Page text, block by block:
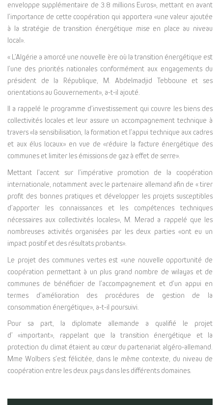
enveloppe supplémentaire de 3.8 millions Euros», mettant en avant
l’importance de cette coopération qui apportera «une valeur ajoutée
à la stratégie de transition énergétique mise en place au niveau
local».
« L’Algérie a amorcé une nouvelle ère où la transition énergétique est
l’une des priorités nationales conformément aux engagements du
président de la République, M. Abdelmadjid Tebboune et ses
orientations au Gouvernement», a-t-il ajouté.
Il a rappelé le programme d’investissement qui couvre les biens des
collectivités locales et leur assure un accompagnement technique à
travers «la sensibilisation, la formation et l’appui technique aux cadres
et aux élus locaux» en vue de «réduire la facture énergétique des
communes et limiter les émissions de gaz à effet de serre».
Mettant l’accent sur l’impérative promotion de la coopération
internationale, notamment avec le partenaire allemand afin de « tirer
profit des bonnes pratiques et développer les projets susceptibles
d’apporter les connaissances et les compétences techniques
nécessaires aux collectivités locales», M. Merad a rappelé que les
nombreuses activités organisées par les deux parties «ont eu un
impact positif et des résultats probants».
Le projet des communes vertes est «une nouvelle opportunité de
coopération permettant à un plus grand nombre de wilayas et de
communes de bénéficier de l’accompagnement et d’un appui en
termes d’amélioration des procédures de gestion de la
consommation énergétique», a-t-il poursuivi.
Pour sa part, la diplomate allemande a qualifié le projet
d’ «important», rappelant que la transition énergétique et la
protection du climat étaient au cœur du partenariat algéro-allemand.
Mme Wolbers s’est félicitée, dans le même contexte, du niveau de
coopération entre les deux pays dans les différents domaines.